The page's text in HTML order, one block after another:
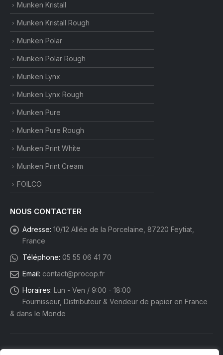
Munken Kristall
Munken Kristall Rough
Munken Polar
Munken Polar Rough
Munken Lynx
Munken Lynx Rough
Munken Pure
Munken Pure Rough
Munken Print White
Munken Print Cream
FOILCO
NOUS CONTACTER
Adresse: 10/12 Allée de la Porcelaine, 87220 Feytiat,
France
Téléphone: 05 55 06 41 70
Email: contact@procop.fr
Horaires: Lun - Ven / 9:00 - 18:00
Fournisseur, Distributeur & Vendeur de papier en France
& dans le Monde